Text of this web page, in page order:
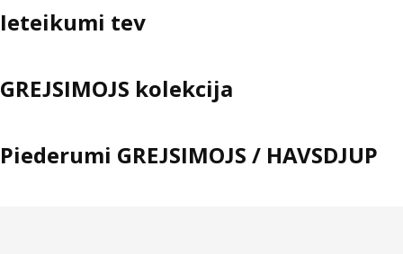
Ieteikumi tev
GREJSIMOJS kolekcija
Piederumi GREJSIMOJS / HAVSDJUP